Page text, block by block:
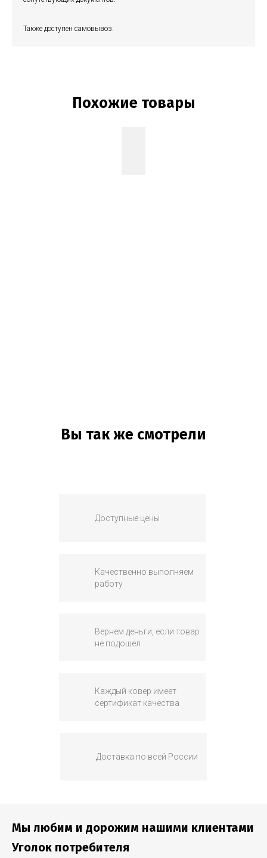
Также доступен самовывоз.
Похожие товары
Вы так же смотрели
Доступные цены
Качественно выполняем
работу
Вернем деньги, если товар
не подошел
Каждый ковер имеет
сертификат качества
Доставка по всей России
Мы любим и дорожим нашими клиентами
Уголок потребителя